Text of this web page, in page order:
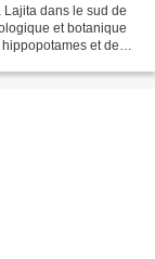
Lajita dans le sud de
et botanique
et des